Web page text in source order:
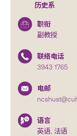
历史系
职衔
副教授
联络电话
3943 1765
电邮
语言
英语, 法语